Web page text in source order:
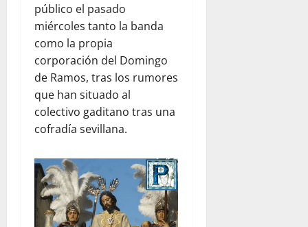
público el pasado
miércoles tanto la banda
como la propia
corporación del Domingo
de Ramos, tras los rumores
que han situado al
colectivo gaditano tras una
cofradía sevillana.